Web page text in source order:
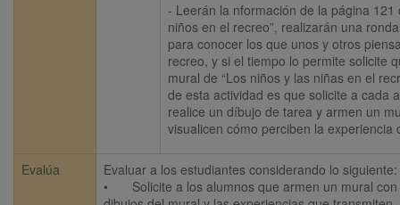
- Leerán la nformación de la página 121
niños en el recreo”, realizarán una
para conocer los que unos y otros
recreo, y si el tiempo lo permite solicite
mural de “Los niños y las niñas en el
de esta actividad es que solicite a cada
realice un díbujo de tarea y armen un
visualicen cómo perciben la experiencia
Evalúa
Evaluar a los estudiantes considerando lo siguiente:
•	Solicite a los alumnos que armen un mural con los dibujos que hicieron en casa. Pida que observen los